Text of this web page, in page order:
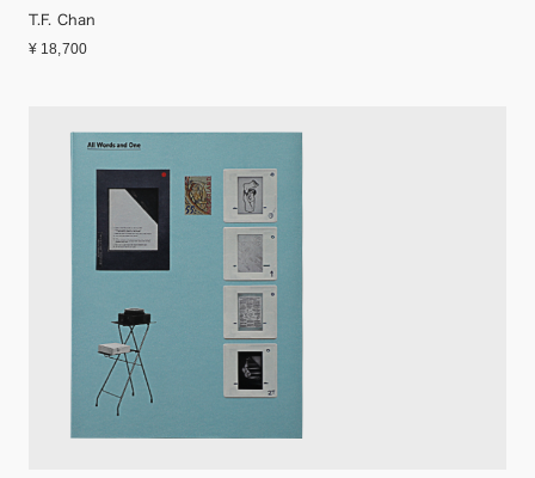
T.F. Chan
¥ 18,700